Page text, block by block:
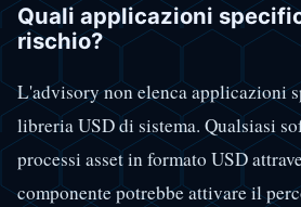
Quali applicazioni
rischio?
L'advisory non elenca applicazioni
libreria USD di sistema. Qualsiasi
processi asset in formato USD
componente potrebbe attivare il